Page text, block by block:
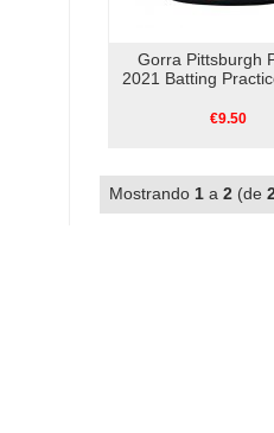
Gorra Pittsburgh
2021 Batting
€9.50
Mostrando 1 a 2 (de 2